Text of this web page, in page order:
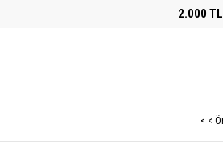
2.000 TL ve
< <